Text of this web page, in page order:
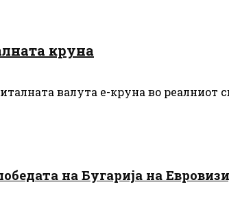
круна
валута е-круна во реалниот
на Бугарија на